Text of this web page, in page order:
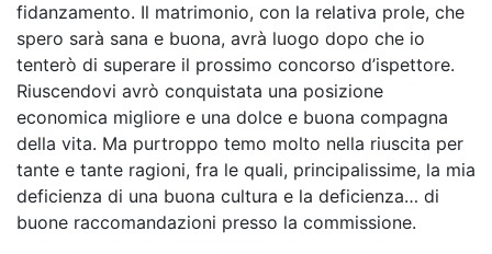
fidanzamento. Il matrimonio, con la relativa prole, che
spero sarà sana e buona, avrà luogo dopo che io
tenterò di superare il prossimo concorso d’ispettore.
Riuscendovi avrò conquistata una posizione
economica migliore e una dolce e buona compagna
della vita. Ma purtroppo temo molto nella riuscita per
tante e tante ragioni, fra le quali, principalissime, la mia
deficienza di una buona cultura e la deficienza… di
buone raccomandazioni presso la commissione.